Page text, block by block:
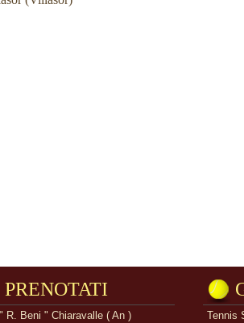
R. Beni " Chiaravalle ( An ) Tennis